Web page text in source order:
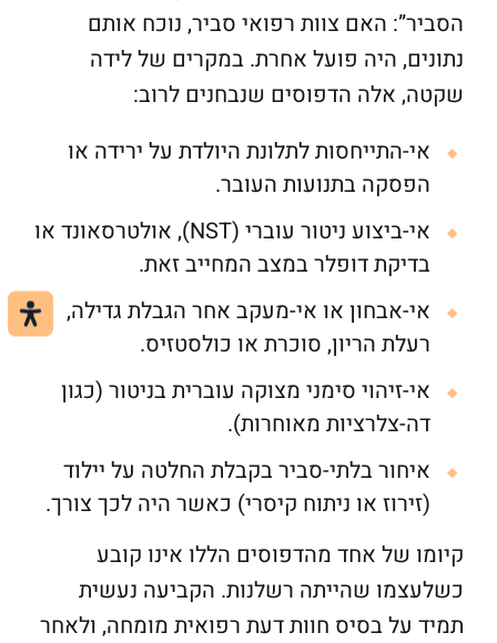
הסביר”: האם צוות רפואי סביר, נוכח אותם
נתונים, היה פועל אחרת. במקרים של לידה
שקטה, אלה הדפוסים שנבחנים לרוב:
אי-התייחסות לתלונת היולדת על ירידה או
הפסקה בתנועות העובר.
אי-ביצוע ניטור עוברי (NST), אולטרסאונד או
בדיקת דופלר במצב המחייב זאת.
אי-אבחון או אי-מעקב אחר הגבלת גדילה,
רעלת הריון, סוכרת או כולסטזיס.
אי-זיהוי סימני מצוקה עוברית בניטור (כגון
דה-צלרציות מאוחרות).
איחור בלתי-סביר בקבלת החלטה על יילוד
(זירוז או ניתוח קיסרי) כאשר היה לכך צורך.
קיומו של אחד מהדפוסים הללו אינו קובע
כשלעצמו שהייתה רשלנות. הקביעה נעשית
תמיד על בסיס חוות דעת רפואית מומחה, ולאחר